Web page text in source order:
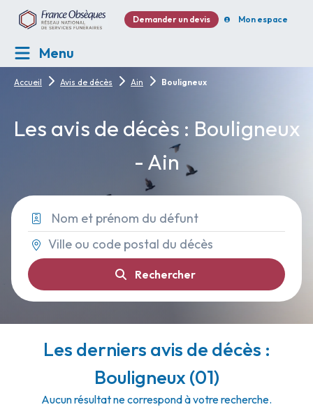
Demander un devis Mon espace
Menu
Accueil Avis de décès Ain Bouligneux
Les avis de décès : Bouligneux
- Ain
Rechercher
Les derniers avis de décès :
Bouligneux (01)
Aucun résultat ne correspond à votre recherche.